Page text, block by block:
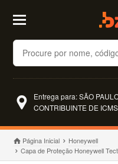
Buscar
Entrega para: SÃO
CONTRIBUINTE DE
Página Inicial
Honeywell
Capa de Proteção Honeywell